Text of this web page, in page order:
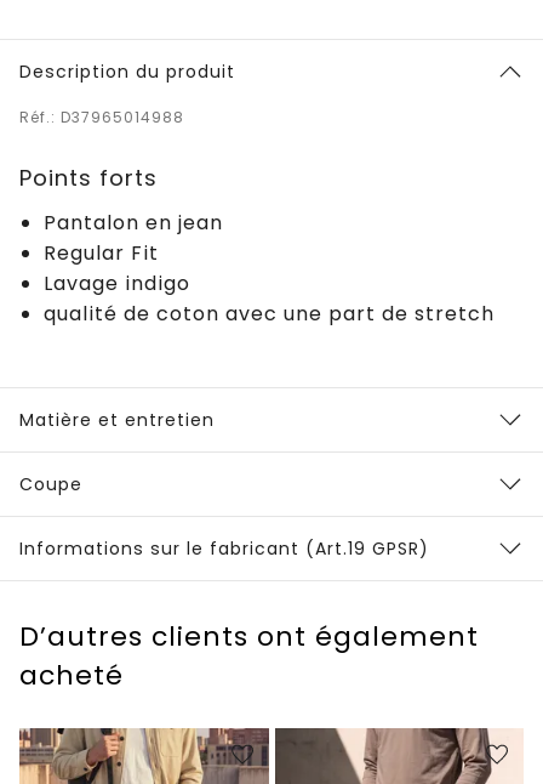
Description du produit
Réf.: D37965014988
Points forts
Pantalon en jean
Regular Fit
Lavage indigo
qualité de coton avec une part de stretch
Matière et entretien
Coupe
Informations sur le fabricant (Art.19 GPSR)
D’autres clients ont également
acheté